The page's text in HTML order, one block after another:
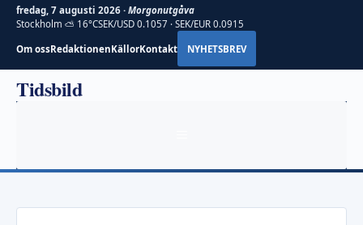
fredag, 7 augusti 2026 · Morgonutgåva
Stockholm ⛅ 16°CSEK/USD 0.1057 · SEK/EUR 0.0915
Om ossRedaktionenKällorKontakt NYHETSBREV
Hoppa
Tidsbild